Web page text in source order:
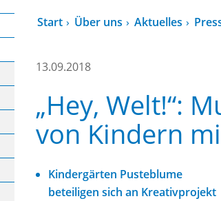
Start Über uns Aktuelles
13.09.2018
„Hey, Welt!“:
von Kindern
Kindergärten Pusteblume
beteiligen sich an Kreativprojekt